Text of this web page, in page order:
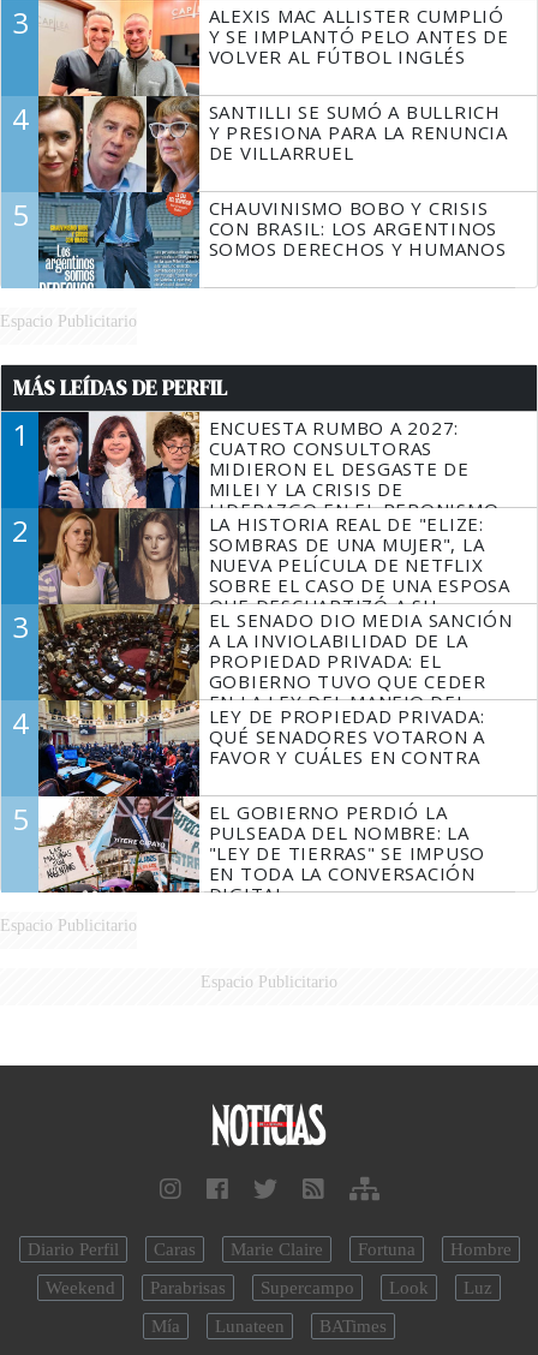
3
ALEXIS MAC ALLISTER CUMPLIÓ
Y SE IMPLANTÓ PELO ANTES DE
VOLVER AL FÚTBOL INGLÉS
4
SANTILLI SE SUMÓ A BULLRICH
Y PRESIONA PARA LA RENUNCIA
DE VILLARRUEL
5
CHAUVINISMO BOBO Y CRISIS
CON BRASIL: LOS ARGENTINOS
SOMOS DERECHOS Y HUMANOS
Espacio Publicitario
MÁS LEÍDAS DE PERFIL
1
ENCUESTA RUMBO A 2027:
CUATRO CONSULTORAS
MIDIERON EL DESGASTE DE
MILEI Y LA CRISIS DE
LIDERAZGO EN EL PERONISMO
2
LA HISTORIA REAL DE "ELIZE:
SOMBRAS DE UNA MUJER", LA
NUEVA PELÍCULA DE NETFLIX
SOBRE EL CASO DE UNA ESPOSA
QUE DESCUARTIZÓ A SU
MARIDO
3
EL SENADO DIO MEDIA SANCIÓN
A LA INVIOLABILIDAD DE LA
PROPIEDAD PRIVADA: EL
GOBIERNO TUVO QUE CEDER
EN LA LEY DEL MANEJO DEL
FUEGO
4
LEY DE PROPIEDAD PRIVADA:
QUÉ SENADORES VOTARON A
FAVOR Y CUÁLES EN CONTRA
5
EL GOBIERNO PERDIÓ LA
PULSEADA DEL NOMBRE: LA
"LEY DE TIERRAS" SE IMPUSO
EN TODA LA CONVERSACIÓN
DIGITAL
Espacio Publicitario
Espacio Publicitario
Diario Perfil Caras Marie Claire Fortuna
Hombre
Weekend
Parabrisas Supercampo Look
Luz
Mía
Lunateen BATimes